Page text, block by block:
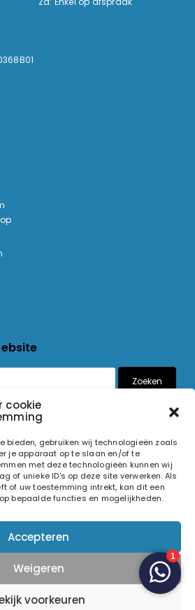
cookie
bieden, gebruiken wij technologieën zoals
je apparaat op te slaan en/of te
met deze technologieën kunnen wij
of unieke ID's op deze site verwerken. Als
of uw toestemming intrekt, kan dit een
bepaalde functies en mogelijkheden.
Accepteren
Weigeren
voorkeuren
Zoeken
Factory. Alle rechten voorbehouden.